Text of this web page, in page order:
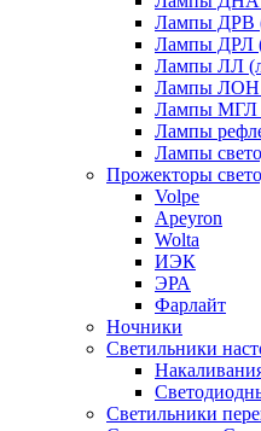
Лампы ДРВ
Лампы ДРЛ
Лампы ЛЛ
Лампы ЛОН
Лампы МГЛ
Лампы
Лампы
Прожекторы
Volpe
Apeyron
Wolta
ИЭК
ЭРА
Фарлайт
Ночники
Светильники
Светильники